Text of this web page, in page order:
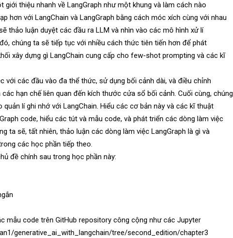
giới thiệu nhanh về LangGraph như một khung và làm cách nào
hơn với LangChain và LangGraph bằng cách móc xích cùng với nhau
thảo luận duyệt các đầu ra LLM và nhìn vào các mô hình xử lí
chúng ta sẽ tiếp tục với nhiều cách thức tiên tiến hơn để phát
xây dựng gì LangChain cung cấp cho few-shot prompting và các kĩ
với các đầu vào đa thể thức, sử dụng bối cảnh dài, và điều chỉnh
hạn chế liên quan đến kích thước cửa sổ bối cảnh. Cuối cùng, chúng
lí ghi nhớ với LangChain. Hiểu các cơ bản này và các kĩ thuật
code, hiểu các tút và mẫu code, và phát triển các dòng làm việc
ta sẽ, tất nhiên, thảo luận các dòng làm việc LangGraph là gì và
các học phần tiếp theo.
đề chính sau trong học phần này:
mẫu code trên GitHub repository công cộng như các Jupyter
generative_ai_with_langchain/tree/second_edition/chapter3